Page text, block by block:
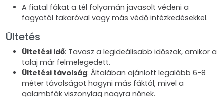
A fiatal fákat a tél folyamán javasolt védeni a
fagyotól takaróval vagy más védő intézkedésekkel.
Ültetés
Ültetési idő: Tavasz a legideálisabb időszak, amikor a
talaj már felmelegedett.
Ültetési távolság: Általában ajánlott legalább 6-8
méter távolságot hagyni más fáktól, mivel a
galambfák viszonylag nagyra nőnek.